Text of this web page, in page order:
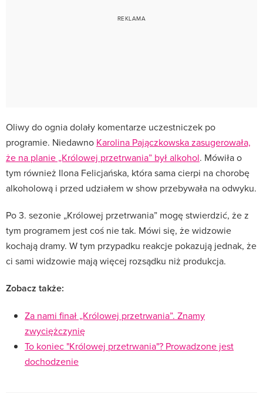
Oliwy do ognia dolały komentarze uczestniczek po
programie. Niedawno Karolina Pajączkowska zasugerowała,
że na planie „Królowej przetrwania” był alkohol. Mówiła o
tym również Ilona Felicjańska, która sama cierpi na chorobę
alkoholową i przed udziałem w show przebywała na odwyku.
Po 3. sezonie „Królowej przetrwania” mogę stwierdzić, że z
tym programem jest coś nie tak. Mówi się, że widzowie
kochają dramy. W tym przypadku reakcje pokazują jednak, że
ci sami widzowie mają więcej rozsądku niż produkcja.
Zobacz także:
Za nami finał „Królowej przetrwania”. Znamy
zwyciężczynię
To koniec "Królowej przetrwania"? Prowadzone jest
dochodzenie